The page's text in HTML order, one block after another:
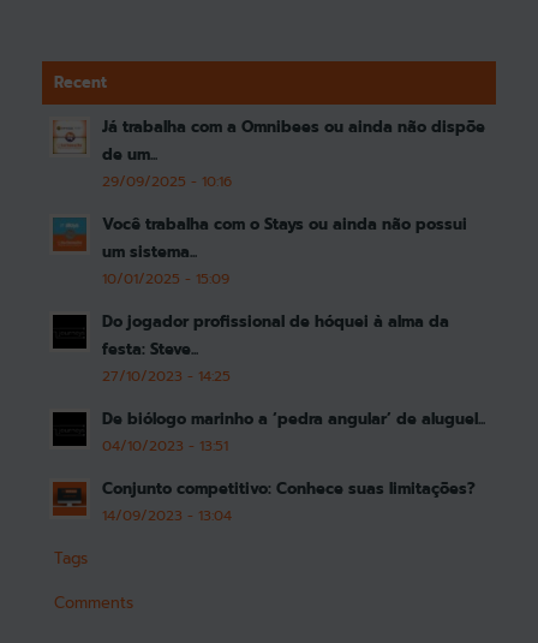
Recent
Já trabalha com a Omnibees ou ainda não dispõe
de um...
29/09/2025 - 10:16
Você trabalha com o Stays ou ainda não possui
um sistema...
10/01/2025 - 15:09
Do jogador profissional de hóquei à alma da
festa: Steve...
27/10/2023 - 14:25
De biólogo marinho a ‘pedra angular’ de aluguel...
04/10/2023 - 13:51
Conjunto competitivo: Conhece suas limitações?
14/09/2023 - 13:04
Tags
Comments